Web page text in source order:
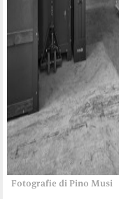
Fotografie di Pino Musi